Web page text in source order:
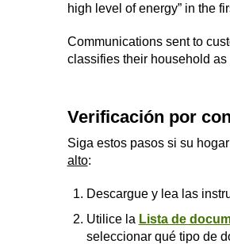
high level of energy” in the
Communications sent to
classifies their household as
Verificación por
Siga estos pasos si su
alto:
Descargue y lea las
Utilice la Lista de
seleccionar qué tipo de